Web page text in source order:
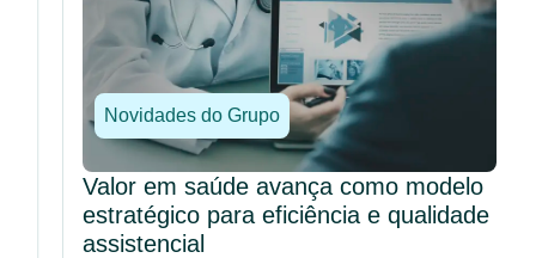
Novidades do Grupo
Valor em saúde avança como modelo
estratégico para eficiência e qualidade
assistencial